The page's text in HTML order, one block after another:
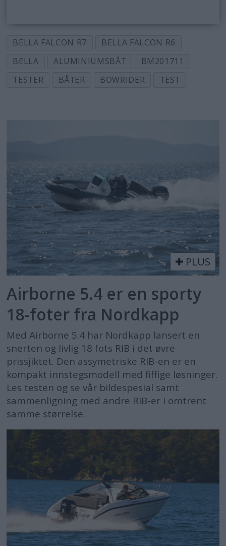
BELLA FALCON R7
BELLA FALCON R6
BELLA
ALUMINIUMSBÅT
BM201711
TESTER
BÅTER BOWRIDER TEST
PLUS
Airborne 5.4 er en sporty
18-foter fra Nordkapp
Med Airborne 5.4 har Nordkapp lansert en
snerten og livlig 18 fots RIB i det øvre
prissjiktet. Den assymetriske RIB-en er en
kompakt innstegsmodell med fiffige løsninger.
Les testen og se vår bildespesial samt
sammenligning med andre RIB-er i omtrent
samme størrelse.